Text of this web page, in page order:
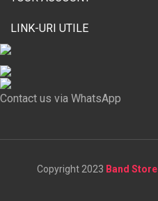
LINK-URI UTILE
Contact us via WhatsApp
Copyright 2023 Band Store